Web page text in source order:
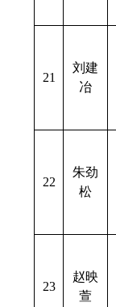
21
刘建
冶
22
朱劲
松
23
赵映
萱